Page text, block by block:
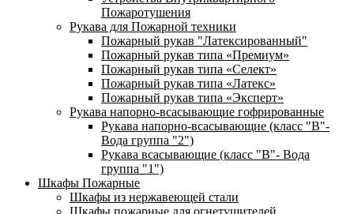
Пожаротушения
Рукава для Пожарной техники
Пожарный рукав "Латексированный"
Пожарный рукав типа «Премиум»
Пожарный рукав типа «Селект»
Пожарный рукав типа «Латекс»
Пожарный рукав типа «Эксперт»
Рукава напорно-всасывающие гофрированные
Рукава напорно-всасывающие (класс "В"-
Вода группа "2")
Рукава всасывающие (класс "В"- Вода
группа "1")
Шкафы Пожарные
Шкафы из нержавеющей стали
Шкафы пожарные для огнетушителей